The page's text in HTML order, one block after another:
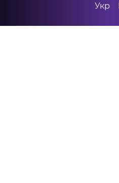
Укр